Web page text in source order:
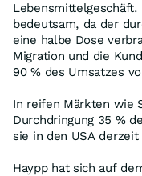
Lebensmittelgeschäft.
bedeutsam, da der
eine halbe Dose
Migration und die
90 % des Umsatzes
In reifen Märkten wie
Durchdringung 35 %
sie in den USA
Haypp hat sich auf